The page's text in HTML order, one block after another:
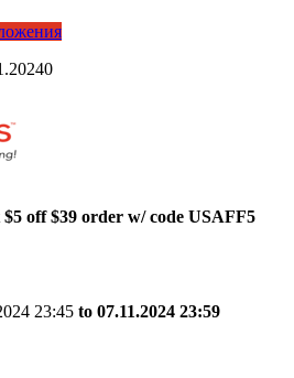
0
off $39 order w/ code USAFF5
23:45 to 07.11.2024 23:59